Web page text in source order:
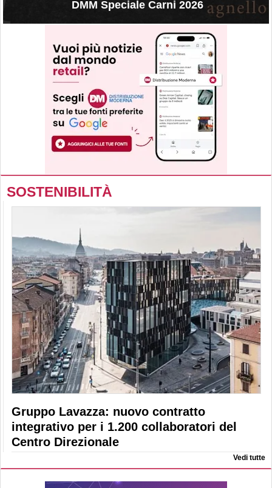
DMM Speciale Carni 2026
SOSTENIBILITÀ
Gruppo Lavazza: nuovo contratto
integrativo per i 1.200 collaboratori del
Centro Direzionale
Vedi tutte